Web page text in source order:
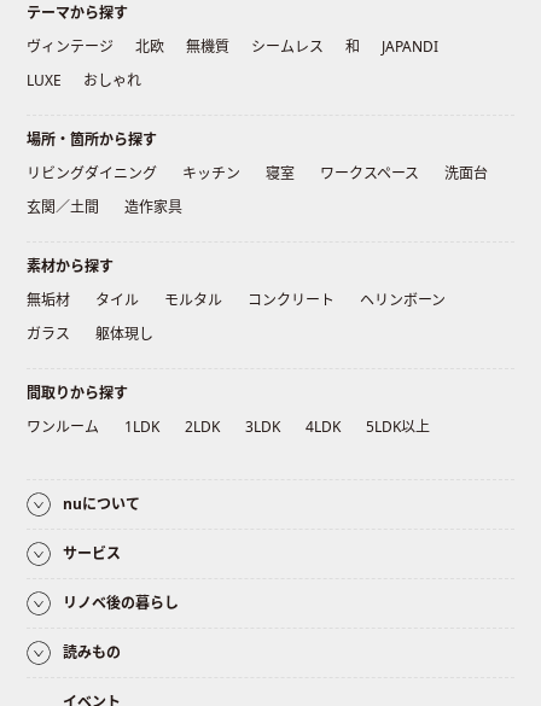
テーマから探す
ヴィンテージ
北欧 無機質 シームレス 和
JAPANDI
LUXE
おしゃれ
場所・箇所から探す
リビングダイニング
キッチン 寝室 ワークスペース
洗面台
玄関／土間
造作家具
素材から探す
無垢材
タイル モルタル コンクリート
ヘリンボーン
ガラス
躯体現し
間取りから探す
ワンルーム
1LDK 2LDK 3LDK 4LDK 5LDK以上
nuについて
サービス
リノベ後の暮らし
読みもの
イベント